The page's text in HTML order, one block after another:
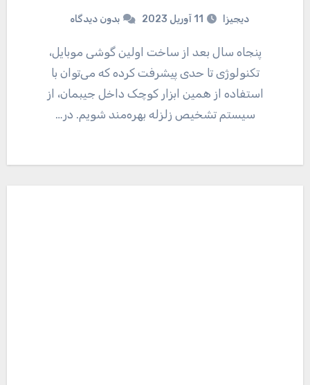
دیجیزا 11 آوریل 2023 بدون دیدگاه
پنجاه سال بعد از ساخت اولین گوشی موبایل،
تکنولوژی تا حدی پیشرفت کرده که می‌توان با
استفاده از همین ابزار کوچک داخل جیبمان، از
سیستم تشخیص زلزله بهره‌مند شویم. در…